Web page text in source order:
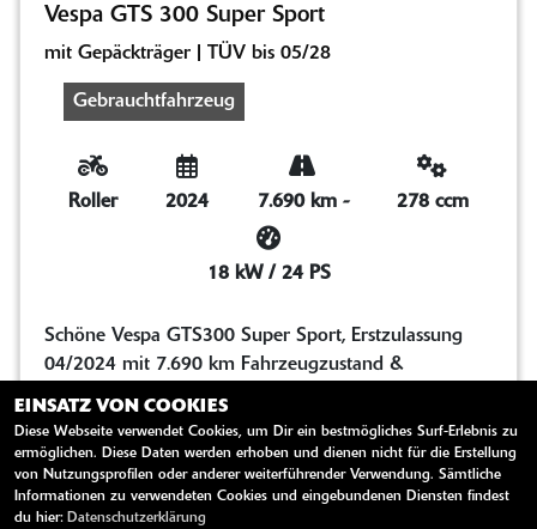
Vespa GTS 300 Super Sport
mit Gepäckträger | TÜV bis 05/28
Gebrauchtfahrzeug
Roller 2024 7.690 km - 278 ccm
18 kW / 24 PS
Schöne Vespa GTS300 Super Sport, Erstzulassung
04/2024 mit 7.690 km Fahrzeugzustand &
Beschreibung: - Fahrzeug technisch und opt...
EUR 5.990,-
EINSATZ VON COOKIES
Diese Webseite verwendet Cookies, um Dir ein bestmögliches Surf-Erlebnis zu
ermöglichen. Diese Daten werden erhoben und dienen nicht für die Erstellung
von Nutzungsprofilen oder anderer weiterführender Verwendung. Sämtliche
Informationen zu verwendeten Cookies und eingebundenen Diensten findest
du hier: Datenschutzerklärung